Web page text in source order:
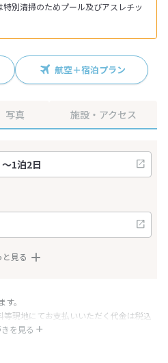
特別清掃のためプール及びアスレチッ
航空＋宿泊プラン
写真 施設・アクセス
と見る
を見る
。
現地にてお支払いいただく代金は税込
い代金が一部変更となる場合がござい
容は一定時間ごとに更新されます。最